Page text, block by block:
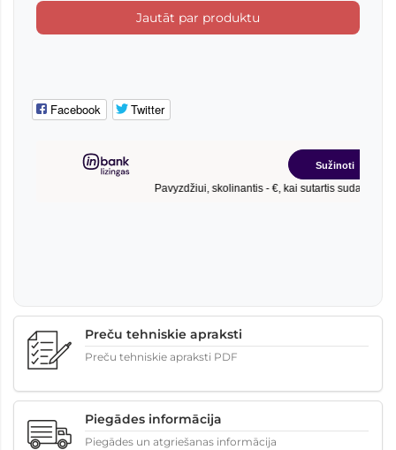
Jautāt par produktu
Facebook Twitter
Preču tehniskie apraksti
Preču tehniskie apraksti PDF
Piegādes informācija
Piegādes un atgriešanas informācija